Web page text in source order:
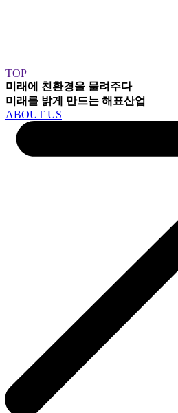
TOP
미래에 친환경을 물려주다
미래를 밝게 만드는 해표산업
ABOUT US